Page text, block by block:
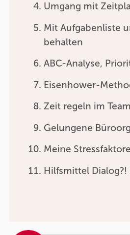
Umgang mit
Mit Aufgabenliste
behalten
ABC-Analyse,
Eisenhower-
Zeit regeln im
Gelungene
Meine
Hilfsmittel